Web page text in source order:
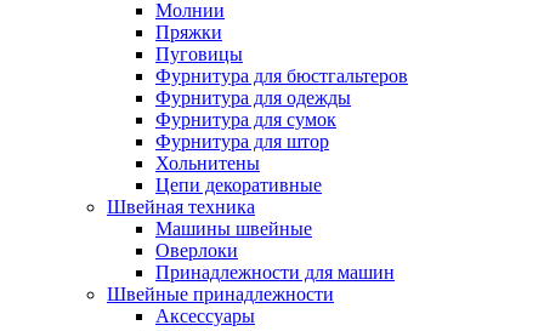
Молнии
Пряжки
Пуговицы
Фурнитура для бюстгальтеров
Фурнитура для одежды
Фурнитура для сумок
Фурнитура для штор
Хольнитены
Цепи декоративные
Швейная техника
Машины швейные
Оверлоки
Принадлежности для машин
Швейные принадлежности
Аксессуары